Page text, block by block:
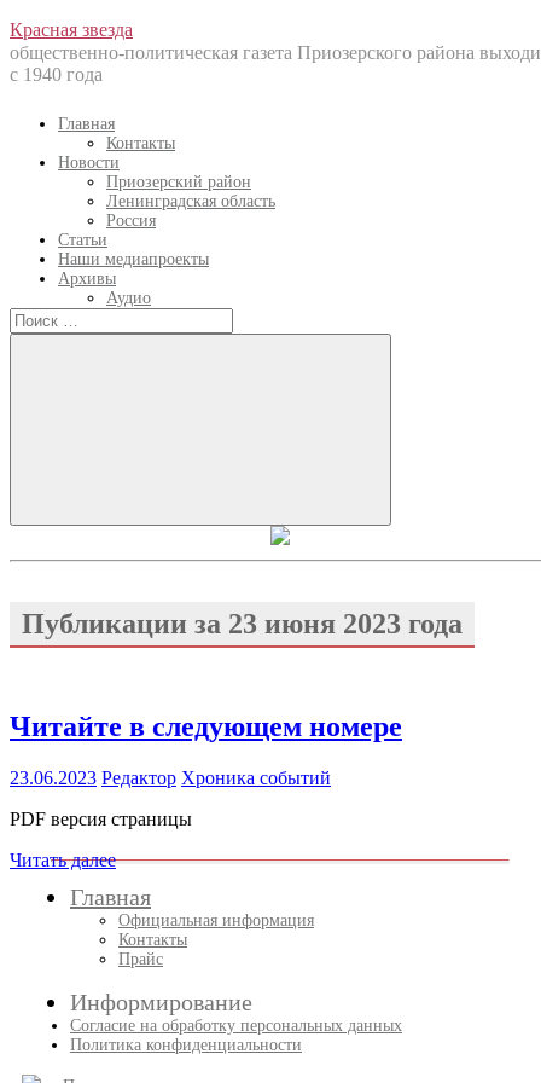
Перейти
к
содержанию
Красная звезда
общественно-политическая газета Приозерского района
с 1940 года
Главная
Контакты
Новости
Приозерский район
Ленинградская область
Россия
Статьи
Наши медиапроекты
Архивы
Аудио
Искать:
Искать
Публикации за 23 июня 2023 года
Читайте в следующем номере
23.06.2023 Редактор Хроника событий
PDF версия страницы
Читать далее
Главная
Официальная информация
Контакты
Прайс
Информирование
Согласие на обработку персональных данных
Политика конфиденциальности